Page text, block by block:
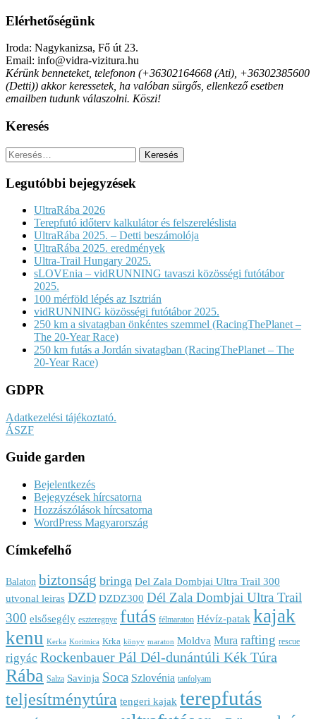
Elérhetőségünk
Iroda: Nagykanizsa, Fő út 23.
Email: info@vidra-vizitura.hu
Kérünk benneteket, telefonon (+36302164668 (Ati), +36302385600
(Detti)) akkor keressetek, ha valóban sürgős, ellenkező esetben
emailben tudunk válaszolni. Köszi!
Keresés
Keresés:
Legutóbbi bejegyzések
UltraRába 2026
Terepfutó időterv kalkulátor és felszereléslista
UltraRába 2025. – Detti beszámolója
UltraRába 2025. eredmények
Ultra-Trail Hungary 2025.
sLOVEnia – vidRUNNING tavaszi közösségi futótábor
2025.
100 mérföld lépés az Isztrián
vidRUNNING közösségi futótábor 2025.
250 km a sivatagban önkéntes szemmel (RacingThePlanet –
The 20-Year Race)
250 km futás a Jordán sivatagban (RacingThePlanet – The
20-Year Race)
GDPR
Adatkezelési tájékoztató.
ÁSZF
Guide garden
Bejelentkezés
Bejegyzések hírcsatorna
Hozzászólások hírcsatorna
WordPress Magyarország
Címkefelhő
Balaton biztonság bringa Del Zala Dombjai Ultra Trail 300
utvonal leiras DZD DZDZ300 Dél Zala Dombjai Ultra Trail
300 elsősegély eszteregnye futás félmaraton Hévíz-patak kajak
kenu Kerka Koritnica Krka könyv maraton Moldva Mura rafting rescue
rigyác Rockenbauer Pál Dél-dunántúli Kék Túra
Rába Salza Savinja Soca Szlovénia tanfolyam
teljesítménytúra tengeri kajak terepfutás